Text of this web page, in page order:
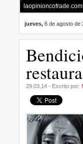
laopinioncofrade.com
jueves,6 de agosto de
29.03.14 - Escrito por: